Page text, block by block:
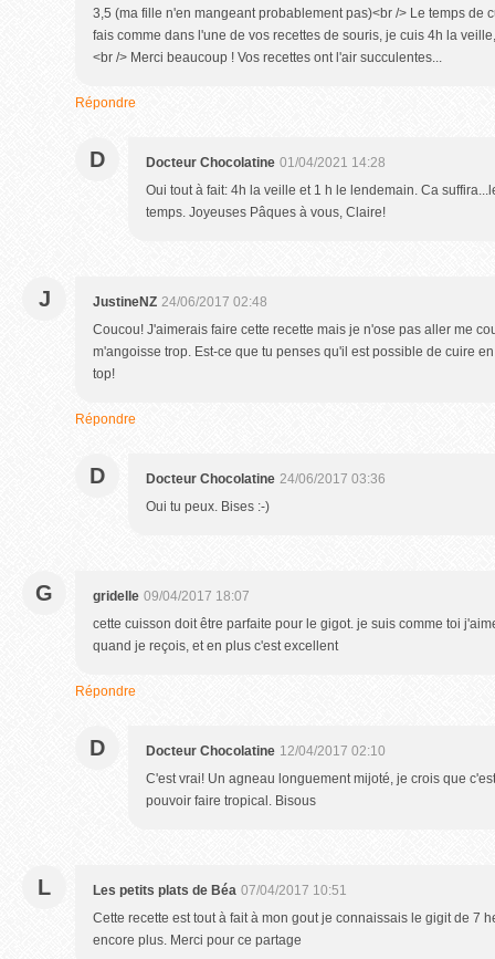
3,5 (ma fille n'en mangeant probablement pas)<br /> Le temps de
fais comme dans l'une de vos recettes de souris, je cuis 4h la
<br /> Merci beaucoup ! Vos recettes ont l'air succulentes...
Répondre
D Docteur Chocolatine 01/04/2021 14:28
Oui tout à fait: 4h la veille et 1 h le lendemain. Ca
temps. Joyeuses Pâques à vous, Claire!
J JustineNZ 24/06/2017 02:48
Coucou! J'aimerais faire cette recette mais je n'ose pas aller me
m'angoisse trop. Est-ce que tu penses qu'il est possible de cuire
top!
Répondre
D Docteur Chocolatine 24/06/2017 03:36
Oui tu peux. Bises :-)
G gridelle 09/04/2017 18:07
cette cuisson doit être parfaite pour le gigot. je suis comme toi
quand je reçois, et en plus c'est excellent
Répondre
D Docteur Chocolatine 12/04/2017 02:10
C'est vrai! Un agneau longuement mijoté, je crois que
pouvoir faire tropical. Bisous
L Les petits plats de Béa 07/04/2017 10:51
Cette recette est tout à fait à mon gout je connaissais le gigit de 7
encore plus. Merci pour ce partage